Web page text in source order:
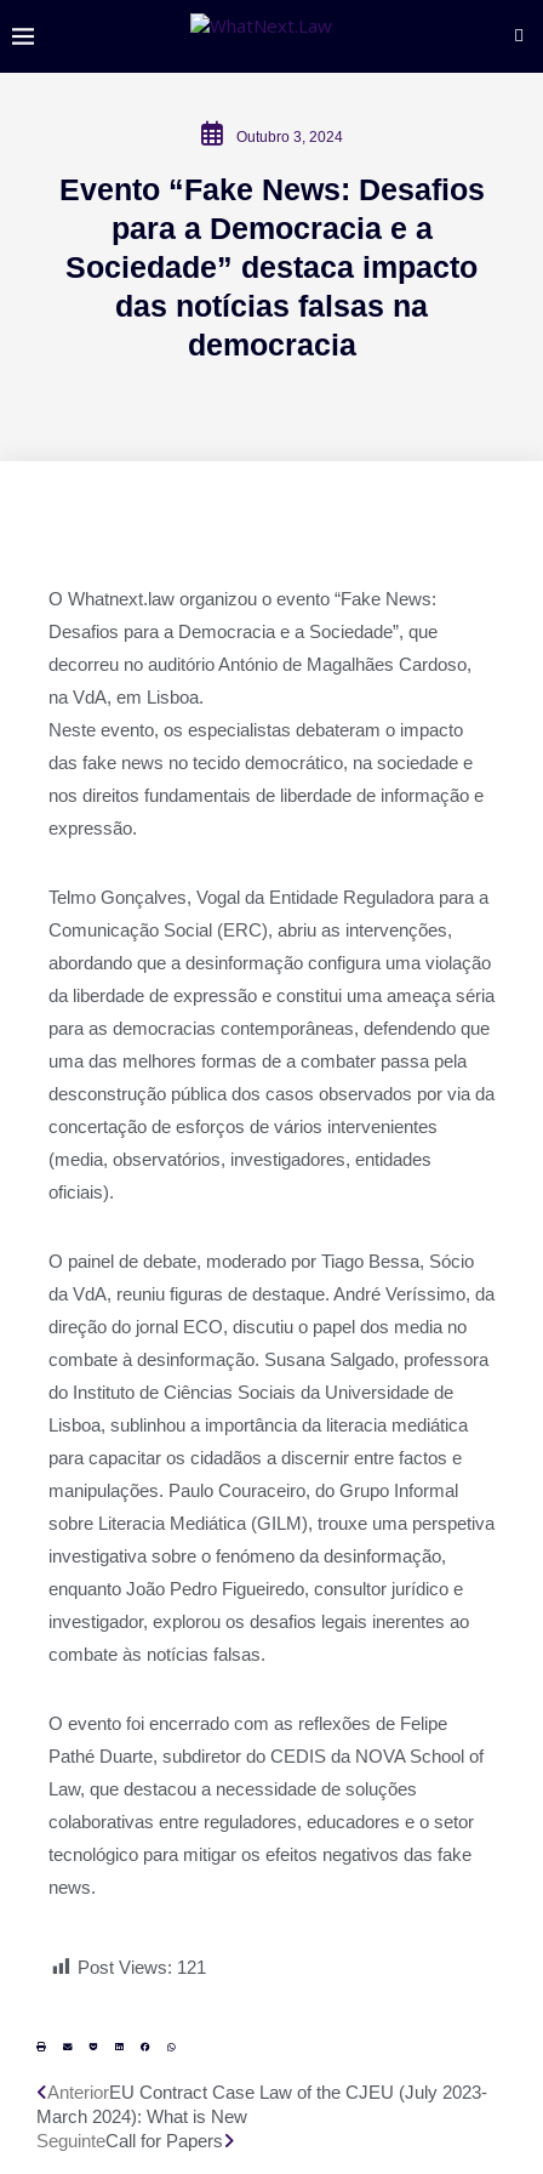
Outubro 3, 2024
Evento “Fake News: Desafios
para a Democracia e a
Sociedade” destaca impacto
das notícias falsas na
democracia
O Whatnext.law organizou o evento “Fake News:
Desafios para a Democracia e a Sociedade”, que
decorreu no auditório António de Magalhães Cardoso,
na VdA, em Lisboa.
Neste evento, os especialistas debateram o impacto
das fake news no tecido democrático, na sociedade e
nos direitos fundamentais de liberdade de informação e
expressão.
Telmo Gonçalves, Vogal da Entidade Reguladora para a
Comunicação Social (ERC), abriu as intervenções,
abordando que a desinformação configura uma violação
da liberdade de expressão e constitui uma ameaça séria
para as democracias contemporâneas, defendendo que
uma das melhores formas de a combater passa pela
desconstrução pública dos casos observados por via da
concertação de esforços de vários intervenientes
(media, observatórios, investigadores, entidades
oficiais).
O painel de debate, moderado por Tiago Bessa, Sócio
da VdA, reuniu figuras de destaque. André Veríssimo, da
direção do jornal ECO, discutiu o papel dos media no
combate à desinformação. Susana Salgado, professora
do Instituto de Ciências Sociais da Universidade de
Lisboa, sublinhou a importância da literacia mediática
para capacitar os cidadãos a discernir entre factos e
manipulações. Paulo Couraceiro, do Grupo Informal
sobre Literacia Mediática (GILM), trouxe uma perspetiva
investigativa sobre o fenómeno da desinformação,
enquanto João Pedro Figueiredo, consultor jurídico e
investigador, explorou os desafios legais inerentes ao
combate às notícias falsas.
O evento foi encerrado com as reflexões de Felipe
Pathé Duarte, subdiretor do CEDIS da NOVA School of
Law, que destacou a necessidade de soluções
colaborativas entre reguladores, educadores e o setor
tecnológico para mitigar os efeitos negativos das fake
news.
Post Views: 121
AnteriorEU Contract Case Law of the CJEU (July 2023-
March 2024): What is New
SeguinteCall for Papers